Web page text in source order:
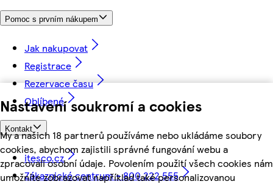
Nastavení soukromí a cookies
My a našich 18 partnerů používáme nebo ukládáme soubory
cookies, abychom zajistili správné fungování webu a
zpracovali osobní údaje. Povolením použití všech cookies nám
umožníte zobrazovat například také personalizovanou
Pomoc s prvním nákupem
Jak nakupovat
Registrace
Rezervace času
Oblíbené
Kontakt
itesco.cz
Zákaznické centrum - 800 222 555